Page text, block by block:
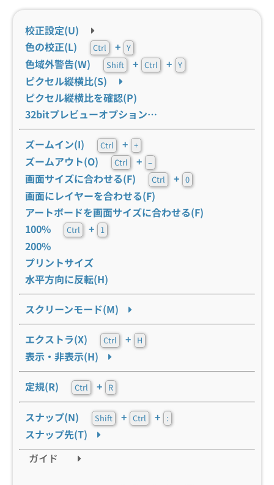
校正設定(U)
色の校正(L)
Ctrl + Y
色域外警告(W) Shift + Ctrl + Y
ピクセル縦横比(S)
ピクセル縦横比を確認(P)
32bitプレビューオプション…
ズームイン(I) Ctrl + +
ズームアウト(O) Ctrl + –
画面サイズに合わせる(F) Ctrl + 0
画面にレイヤーを合わせる(F)
アートボードを画面サイズに合わせる(F)
100%
Ctrl + 1
200%
プリントサイズ
水平方向に反転(H)
スクリーンモード(M)
エクストラ(X) Ctrl + H
表示・非表示(H)
定規(R) Ctrl + R
スナップ(N) Shift + Ctrl + :
スナップ先(T)
ガイド